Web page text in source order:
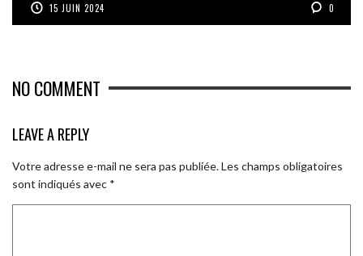
15 JUIN 2024 0
NO COMMENT
LEAVE A REPLY
Votre adresse e-mail ne sera pas publiée.Les champs obligatoires
sont indiqués avec *